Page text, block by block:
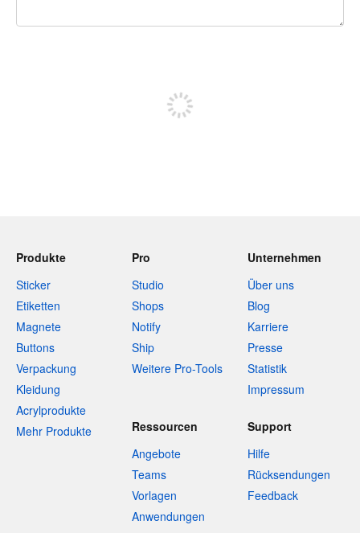
Produkte
Sticker
Etiketten
Magnete
Buttons
Verpackung
Kleidung
Acrylprodukte
Mehr Produkte
Pro
Studio
Shops
Notify
Ship
Weitere Pro-Tools
Unternehmen
Über uns
Blog
Karriere
Presse
Statistik
Impressum
Ressourcen
Angebote
Teams
Vorlagen
Anwendungen
Support
Hilfe
Rücksendungen
Feedback